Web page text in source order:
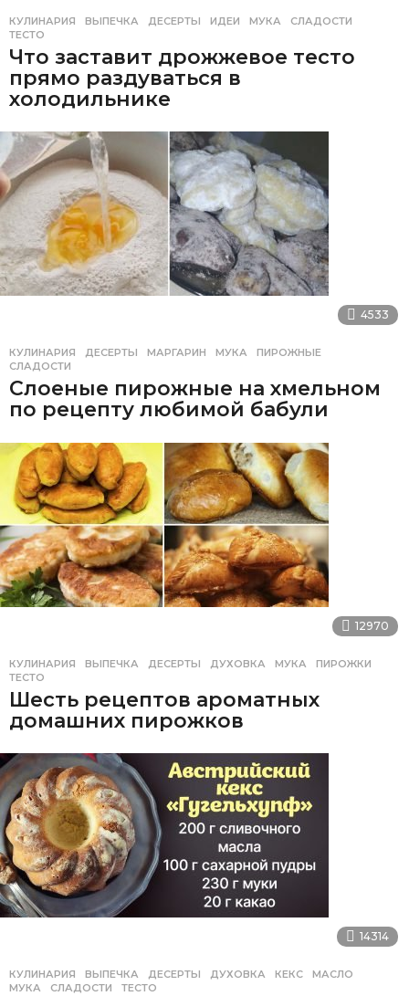
КУЛИНАРИЯ ВЫПЕЧКА ,ДЕСЕРТЫ ,ИДЕИ ,МУКА ,СЛАДОСТИ
ТЕСТО
Что заставит дрожжевое тесто
прямо раздуваться в
холодильнике
4533
КУЛИНАРИЯ ДЕСЕРТЫ ,МАРГАРИН ,МУКА ,ПИРОЖНЫЕ
СЛАДОСТИ
Слоеные пирожные на хмельном
по рецепту любимой бабули
12970
КУЛИНАРИЯ ВЫПЕЧКА ,ДЕСЕРТЫ ,ДУХОВКА ,МУКА ,ПИРОЖКИ
ТЕСТО
Шесть рецептов ароматных
домашних пирожков
14314
КУЛИНАРИЯ ВЫПЕЧКА ,ДЕСЕРТЫ ,ДУХОВКА ,КЕКС ,МАСЛО
МУКА
,СЛАДОСТИ ,ТЕСТО